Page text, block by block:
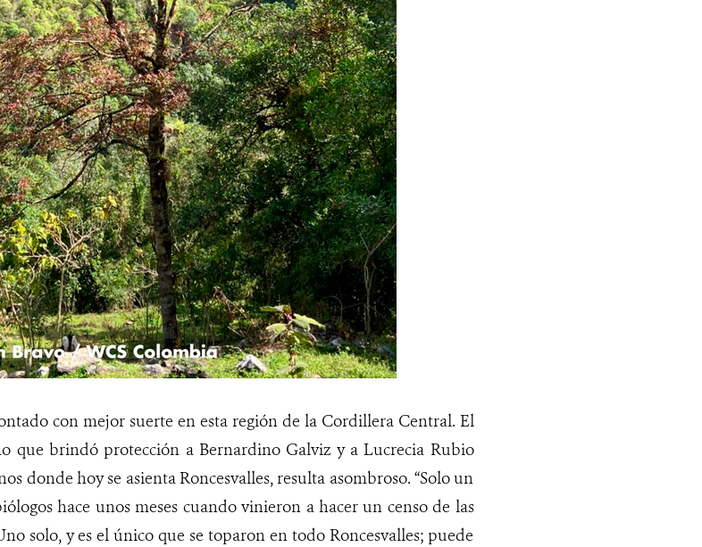
con mejor suerte en esta región de la Cordillera Central. El
que brindó protección a BernardinoGalviz y a Lucrecia Rubio
donde hoy se asienta Roncesvalles, resulta asombroso. “Solo un
hace unos meses cuando vinieron a hacer un censo de las
solo, y es el único que se toparon en todo Roncesvalles; puede